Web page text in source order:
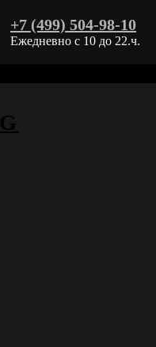
+7 (499) 504-98-10
Ежедневно с 10 до 22.ч.